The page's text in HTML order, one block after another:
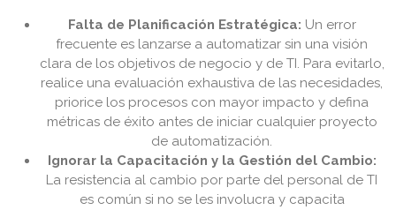
Falta de Planificación Estratégica: Un error
frecuente es lanzarse a automatizar sin una visión
clara de los objetivos de negocio y de TI. Para evitarlo,
realice una evaluación exhaustiva de las necesidades,
priorice los procesos con mayor impacto y defina
métricas de éxito antes de iniciar cualquier proyecto
de automatización.
Ignorar la Capacitación y la Gestión del Cambio:
La resistencia al cambio por parte del personal de TI
es común si no se les involucra y capacita